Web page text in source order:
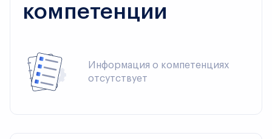
компетенции
Информация о компетенциях
отсутствует